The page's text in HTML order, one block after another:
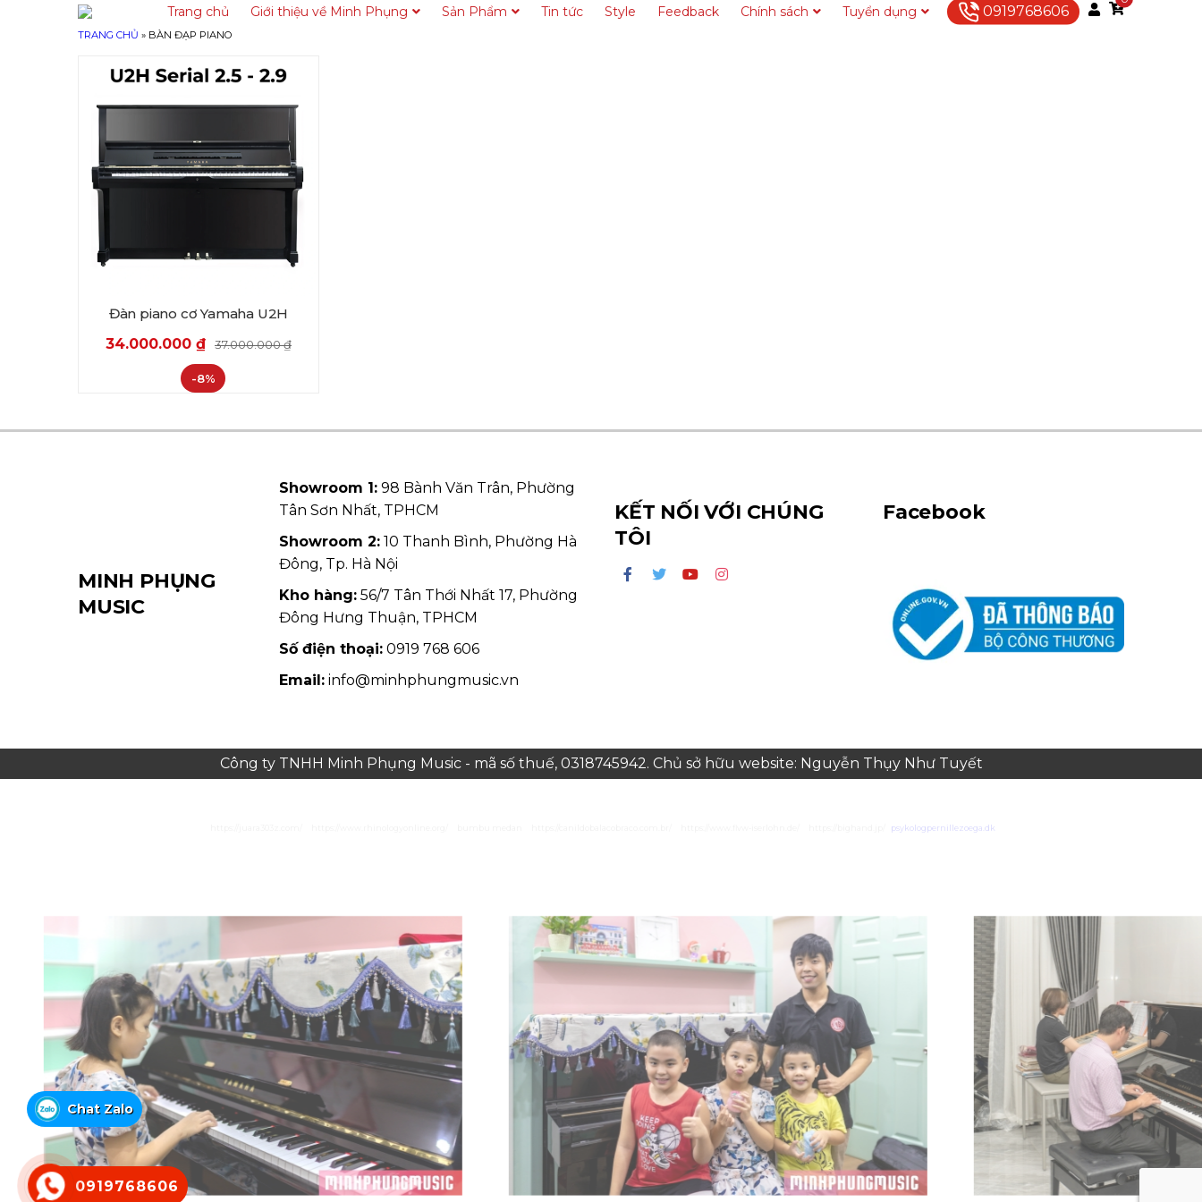
Trang chủ Giới thiệu về Minh Phụng Sản Phẩm Tin tức Style Feedback Chính sách Tuyển dụng Liên hệ0919768606
TRANG CHỦ » BÀN ĐẠP PIANO
Đàn piano cơ Yamaha U2H
34.000.000 ₫ 37.000.000₫
-8%
MINH PHỤNG
MUSIC
Showroom 1: 98 Bành Văn Trân, Phường
Tân Sơn Nhất, TPHCM
Showroom 2: 10 Thanh Bình, Phường Hà
Đông, Tp. Hà Nội
Kho hàng: 56/7 Tân Thới Nhất 17, Phường
Đông Hưng Thuận, TPHCM
Số điện thoại: 0919 768 606
Email: info@minhphungmusic.vn
KẾT NỐI VỚI CHÚNG
TÔI
Facebook
Công ty TNHH Minh Phụng Music - mã số thuế, 0318745942. Chủ sở hữu website: Nguyễn Thụy Như Tuyết
0919768606
Chat Zalo
psykologpernillezoega.dk